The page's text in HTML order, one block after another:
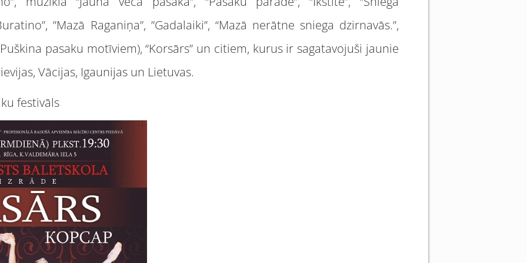
”Mazā Raganiņa”, ”Gadalaiki”, “Mazā nerātne sniega dzirnavās.”,
pasaku motīviem), “Korsārs” un citiem, kurus ir sagatavojuši jaunie
Vācijas, Igaunijas un Lietuvas.